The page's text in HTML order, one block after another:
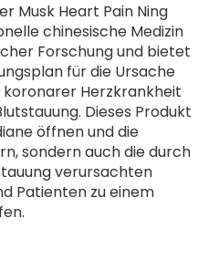
Musk Heart Pain Ning
chinesische Medizin
Forschung und bietet
für die Ursache
Herzkrankheit
Dieses Produkt
öffnen und die
sondern auch die durch
verursachten
Patienten zu einem